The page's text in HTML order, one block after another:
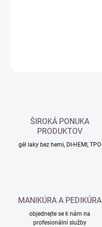
ŠIROKÁ PONUKA
PRODUKTOV
gél laky bez hemi, DI-HEMI, TPO
MANIKÚRA A PEDIKÚRA
objednejte se k nám na
profesionální služby